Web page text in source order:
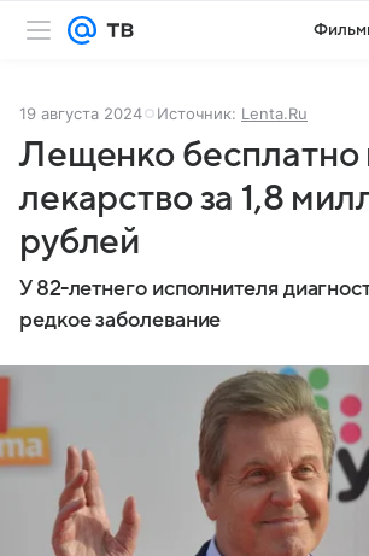
19 августа 2024 Источник: Lenta.Ru
Лещенко бесплатно
лекарство за 1,8
рублей
У 82-летнего исполнителя
редкое заболевание